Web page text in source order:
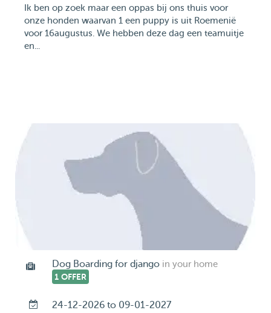
Ik ben op zoek maar een oppas bij ons thuis voor
onze honden waarvan 1 een puppy is uit Roemenië
voor 16augustus. We hebben deze dag een teamuitje
en...
Dog Boarding for django in your home
1 OFFER
24-12-2026 to 09-01-2027